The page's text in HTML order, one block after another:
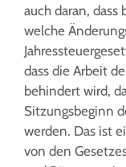
auch daran, dass
welche
dass die Arbeit
behindert wird,
Sitzungsbeginn
werden. Das ist
von den